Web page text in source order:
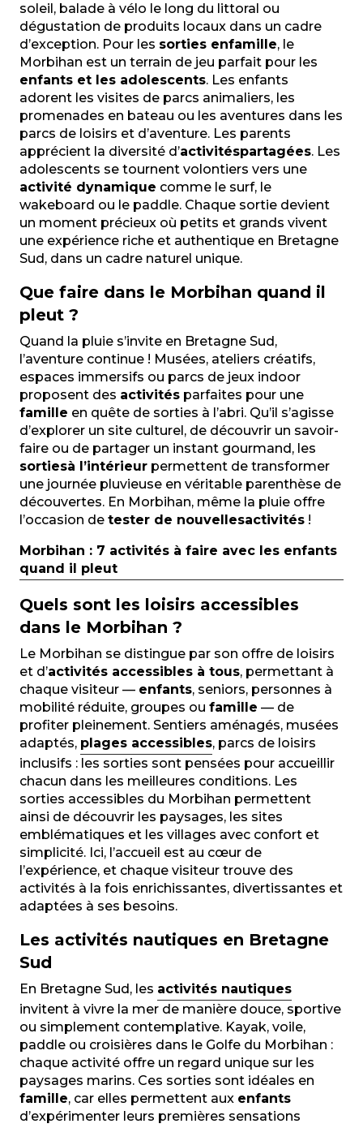
soleil, balade à vélo le long du littoral ou
dégustation de produits locaux dans un cadre
d’exception. Pour les sorties enfamille, le
Morbihan est un terrain de jeu parfait pour les
enfants et les adolescents. Les enfants
adorent les visites de parcs animaliers, les
promenades en bateau ou les aventures dans les
parcs de loisirs et d’aventure. Les parents
apprécient la diversité d’activitéspartagées. Les
adolescents se tournent volontiers vers une
activité dynamique comme le surf, le
wakeboard ou le paddle. Chaque sortie devient
un moment précieux où petits et grands vivent
une expérience riche et authentique en Bretagne
Sud, dans un cadre naturel unique.
Que faire dans le Morbihan quand il
pleut ?
Quand la pluie s’invite en Bretagne Sud,
l’aventure continue ! Musées, ateliers créatifs,
espaces immersifs ou parcs de jeux indoor
proposent des activités parfaites pour une
famille en quête de sorties à l’abri. Qu’il s’agisse
d’explorer un site culturel, de découvrir un savoir-
faire ou de partager un instant gourmand, les
sortiesà l’intérieur permettent de transformer
une journée pluvieuse en véritable parenthèse de
découvertes. En Morbihan, même la pluie offre
l’occasion de tester de nouvellesactivités !
Morbihan : 7 activités à faire avec les enfants
quand il pleut
Quels sont les loisirs accessibles
dans le Morbihan ?
Le Morbihan se distingue par son offre de loisirs
et d’activités accessibles à tous, permettant à
chaque visiteur — enfants, seniors, personnes à
mobilité réduite, groupes ou famille — de
profiter pleinement. Sentiers aménagés, musées
adaptés, plages accessibles, parcs de loisirs
inclusifs : les sorties sont pensées pour accueillir
chacun dans les meilleures conditions. Les
sorties accessibles du Morbihan permettent
ainsi de découvrir les paysages, les sites
emblématiques et les villages avec confort et
simplicité. Ici, l’accueil est au cœur de
l’expérience, et chaque visiteur trouve des
activités à la fois enrichissantes, divertissantes et
adaptées à ses besoins.
Les activités nautiques en Bretagne
Sud
En Bretagne Sud, les activités nautiques
invitent à vivre la mer de manière douce, sportive
ou simplement contemplative. Kayak, voile,
paddle ou croisières dans le Golfe du Morbihan :
chaque activité offre un regard unique sur les
paysages marins. Ces sorties sont idéales en
famille, car elles permettent aux enfants
d’expérimenter leurs premières sensations